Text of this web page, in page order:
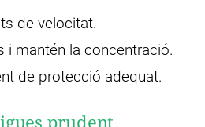
de velocitat.
i mantén la concentració.
de protecció adequat.
prudent